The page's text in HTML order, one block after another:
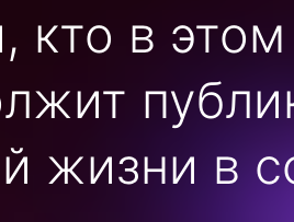
кто в
жизни в